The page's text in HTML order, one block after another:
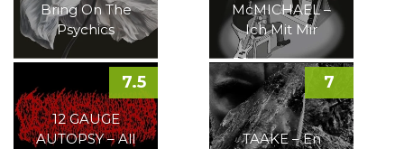
Bring On The
Psychics
McMICHAEL –
Ich Mit Mir
12 GAUGE
AUTOPSY – All
7.5
TAAKE – En
7